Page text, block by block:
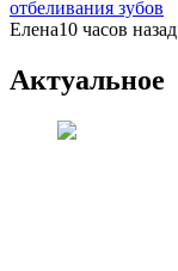
отбеливания зубов
Елена10 часов назад
Актуальное